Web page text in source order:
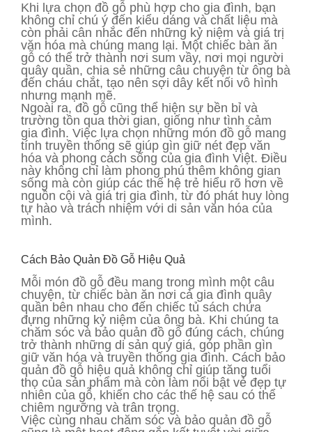
Khi lựa chọn đồ gỗ phù hợp cho gia đình, bạn
không chỉ chú ý đến kiểu dáng và chất liệu mà
còn phải cân nhắc đến những kỷ niệm và giá trị
văn hóa mà chúng mang lại. Một chiếc bàn ăn
gỗ có thể trở thành nơi sum vầy, nơi mọi người
quây quần, chia sẻ những câu chuyện từ ông bà
đến cháu chắt, tạo nên sợi dây kết nối vô hình
nhưng mạnh mẽ.
Ngoài ra, đồ gỗ cũng thể hiện sự bền bỉ và
trường tồn qua thời gian, giống như tình cảm
gia đình. Việc lựa chọn những món đồ gỗ mang
tính truyền thống sẽ giúp gìn giữ nét đẹp văn
hóa và phong cách sống của gia đình Việt. Điều
này không chỉ làm phong phú thêm không gian
sống mà còn giúp các thế hệ trẻ hiểu rõ hơn về
nguồn cội và giá trị gia đình, từ đó phát huy lòng
tự hào và trách nhiệm với di sản văn hóa của
mình.
Cách Bảo Quản Đồ Gỗ Hiệu Quả
Mỗi món đồ gỗ đều mang trong mình một câu
chuyện, từ chiếc bàn ăn nơi cả gia đình quây
quần bên nhau cho đến chiếc tủ sách chứa
đựng những kỷ niệm của ông bà. Khi chúng ta
chăm sóc và bảo quản đồ gỗ đúng cách, chúng
trở thành những di sản quý giá, góp phần gìn
giữ văn hóa và truyền thống gia đình. Cách bảo
quản đồ gỗ hiệu quả không chỉ giúp tăng tuổi
thọ của sản phẩm mà còn làm nổi bật vẻ đẹp tự
nhiên của gỗ, khiến cho các thế hệ sau có thể
chiêm ngưỡng và trân trọng.
Việc cùng nhau chăm sóc và bảo quản đồ gỗ